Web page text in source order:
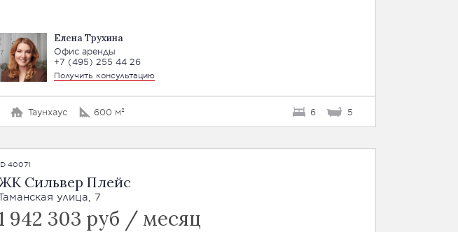
Елена Трухина
Офис аренды
+7 (495) 255 44 26
Получить консультацию
Таунхаус 600 м² 6 5
40071
Сильвер Плейс
улица, 7
942 303 руб / месяц